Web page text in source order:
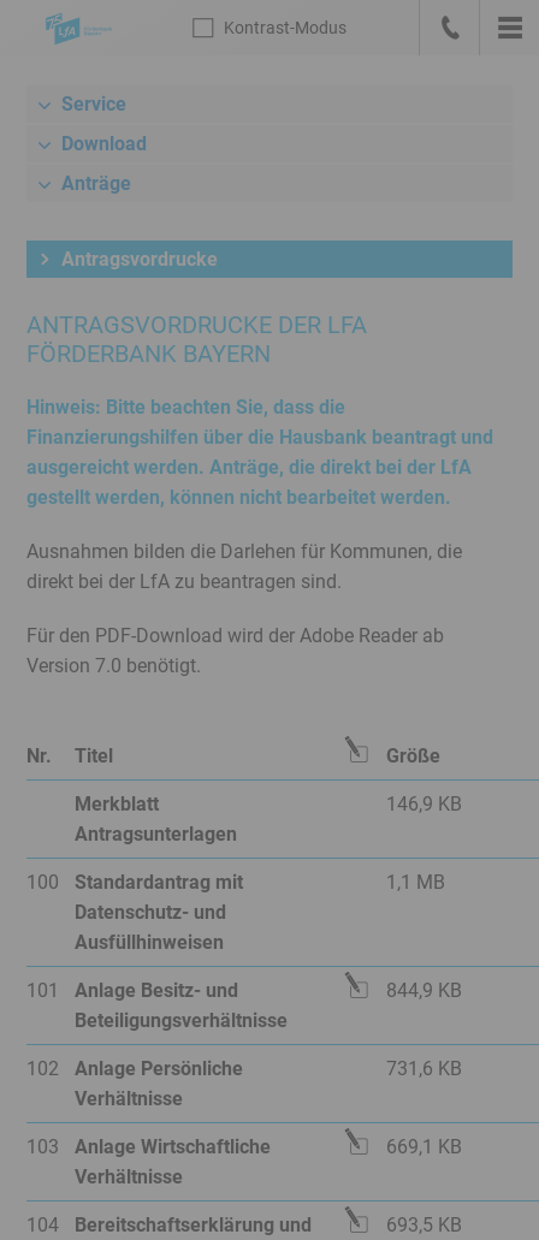
Sprungmarken
Kontrast-
Meta-
Navigation
Suche,
und
Sprachwechsel
Unternavigation
Rechner
Konditionen
Service
Menü
Menü
Startseite
Kontrast-Modus
Die
Service
Download
Anträge
Antragsvordrucke
ANTRAGSVORDRUCKE DER LFA
FÖRDERBANK BAYERN
Hinweis: Bitte beachten Sie, dass die
Finanzierungshilfen über die Hausbank beantragt und
ausgereicht werden. Anträge, die direkt bei der LfA
gestellt werden, können nicht bearbeitet werden.
Ausnahmen bilden die Darlehen für Kommunen, die
direkt bei der LfA zu beantragen sind.
Für den PDF-Download wird der Adobe Reader ab
Version 7.0 benötigt.
Nr. Titel Editierbar?
Größe
Merkblatt
Antragsunterlagen
nicht
editierbar
146,9 KB
100
Standardantrag mit
Datenschutz- und
Ausfüllhinweisen
1,1 MB
101
Anlage Besitz- und
Beteiligungsverhältnisse
Datei
editierbar
844,9 KB
102
Anlage Persönliche
Verhältnisse
731,6 KB
103
Anlage Wirtschaftliche
Verhältnisse
Datei
editierbar
669,1 KB
104
Bereitschaftserklärung und
Datei
693,5 KB